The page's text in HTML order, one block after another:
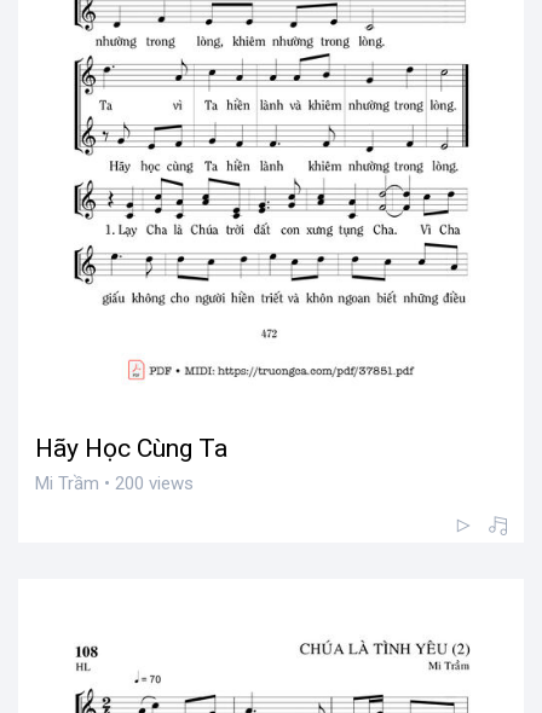
Hãy Học Cùng Ta
Mi Trầm • 200 views